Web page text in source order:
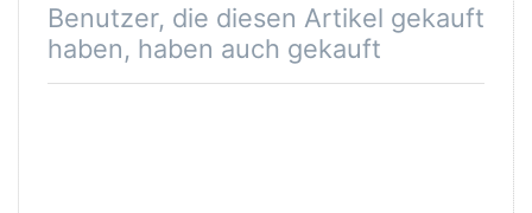
Benutzer, die diesen Artikel gekauft
haben, haben auch gekauft